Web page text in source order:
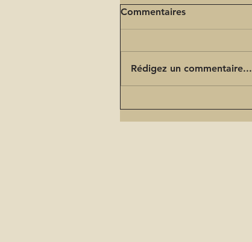
Commentaires
Rédigez un commentaire...